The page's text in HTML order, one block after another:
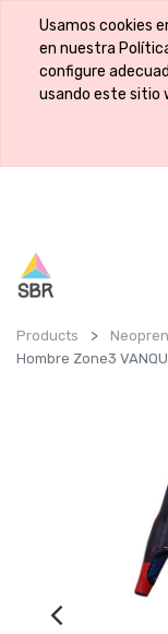
Usamos cookies
en nuestra
configure
usando este sitio
Products
Hombre Zone3